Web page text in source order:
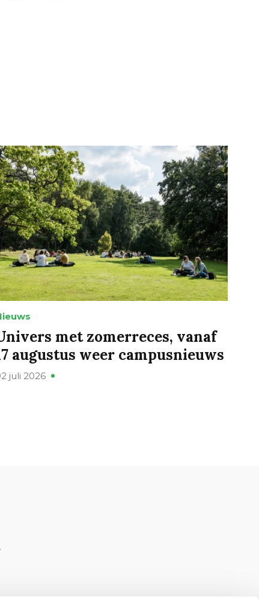
met zomerreces, vanaf
augustus weer campusnieuws
juli 2026